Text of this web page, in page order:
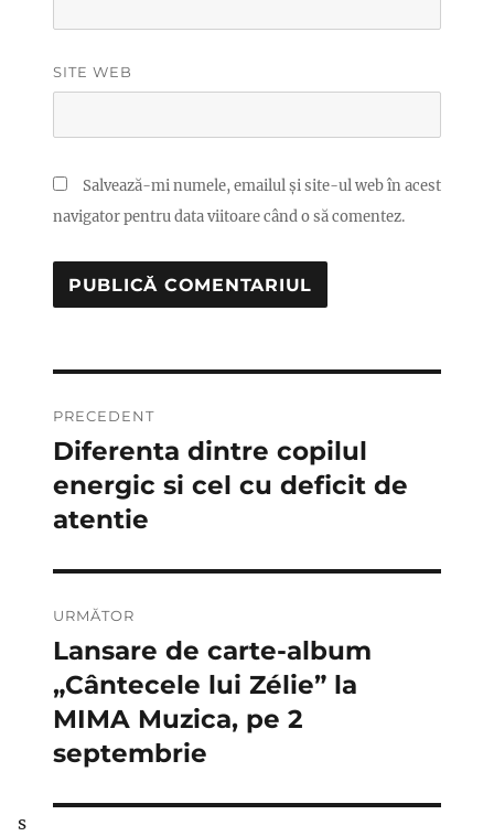
SITE WEB
Salvează-mi numele, emailul și site-ul web în acest
navigator pentru data viitoare când o să comentez.
în
articole
PRECEDENT
Articolul
anterior:
Diferenta dintre copilul
energic si cel cu deficit de
atentie
URMĂTOR
Articolul
următor:
Lansare de carte-album
„Cântecele lui Zélie” la
MIMA Muzica, pe 2
septembrie
s